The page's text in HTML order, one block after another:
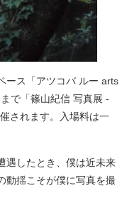
ース「アツコバ ルー arts
で「篠山紀信 写真展 -
されます。入場料は一
遇したとき、僕は近未来
動揺こそが僕に写真を撮